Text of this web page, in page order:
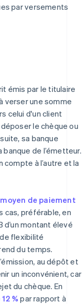
par versements
émis par le titulaire
verser une somme
celui d'un client
le chèque ou
sa banque
de l’émetteur.
à l’autre et la
moyen de paiement
cas, préférable, en
d’un montant élevé
flexibilité
du temps.
au dépôt et
un inconvénient, car
du chèque. En
%par rapport à